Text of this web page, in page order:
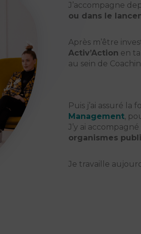
J’accompagne
ou dans le
Après m’être
Activ’Action en
au sein de
Puis j’ai assuré la
Management,
J’y ai
organismes
Je travaille